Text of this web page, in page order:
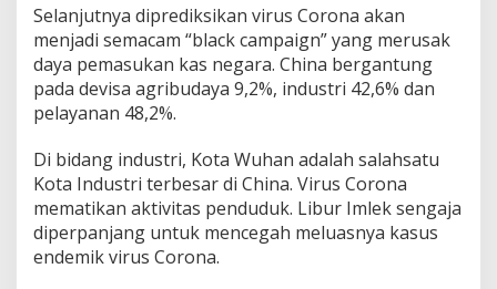
Selanjutnya diprediksikan virus Corona akan
menjadi semacam “black campaign” yang merusak
daya pemasukan kas negara. China bergantung
pada devisa agribudaya 9,2%, industri 42,6% dan
pelayanan 48,2%.
Di bidang industri, Kota Wuhan adalah salahsatu
Kota Industri terbesar di China. Virus Corona
mematikan aktivitas penduduk. Libur Imlek sengaja
diperpanjang untuk mencegah meluasnya kasus
endemik virus Corona.